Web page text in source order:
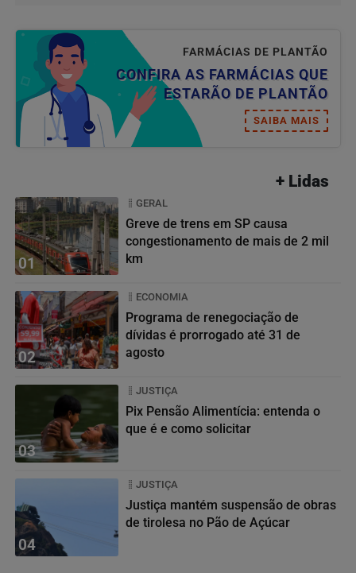
FARMÁCIAS DE PLANTÃO
CONFIRA AS FARMÁCIAS QUE
ESTARÃO DE PLANTÃO
SAIBA MAIS
+ Lidas
01
GERAL
Greve de trens em SP causa
congestionamento de mais de 2 mil
km
02
ECONOMIA
Programa de renegociação de
dívidas é prorrogado até 31 de
agosto
03
JUSTIÇA
Pix Pensão Alimentícia: entenda o
que é e como solicitar
04
JUSTIÇA
Justiça mantém suspensão de obras
de tirolesa no Pão de Açúcar